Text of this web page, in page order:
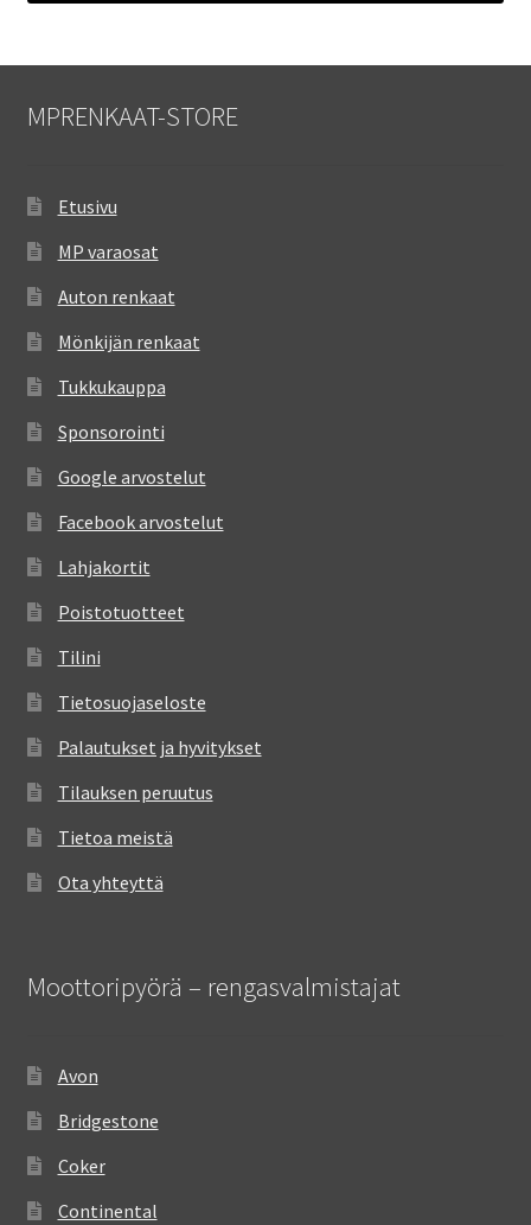
MPRENKAAT-STORE
Etusivu
MP varaosat
Auton renkaat
Mönkijän renkaat
Tukkukauppa
Sponsorointi
Google arvostelut
Facebook arvostelut
Lahjakortit
Poistotuotteet
Tilini
Tietosuojaseloste
Palautukset ja hyvitykset
Tilauksen peruutus
Tietoa meistä
Ota yhteyttä
Moottoripyörä – rengasvalmistajat
Avon
Bridgestone
Coker
Continental